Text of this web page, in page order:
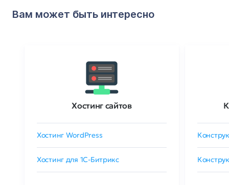
Вам может быть интересно
Хостинг сайтов
Хостинг WordPress
Хостинг для 1C-Битрикс